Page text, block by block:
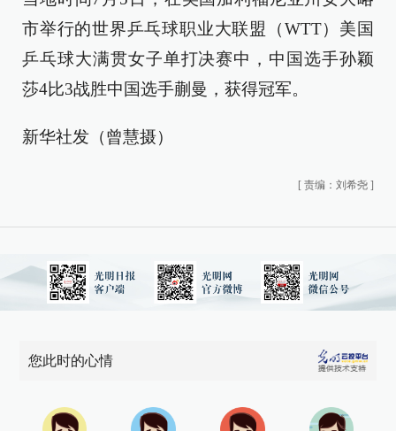
市举行的世界乒乓球职业大联盟（WTT）美国
乒乓球大满贯女子单打决赛中，中国选手孙颖
莎4比3战胜中国选手蒯曼，获得冠军。
新华社发（曾慧摄）
[ 责编：刘希尧 ]
您此时的心情